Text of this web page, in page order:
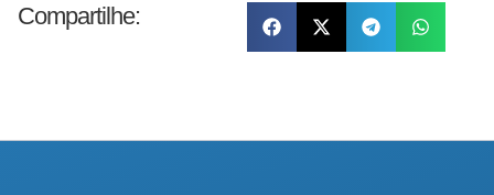
Compartilhe: